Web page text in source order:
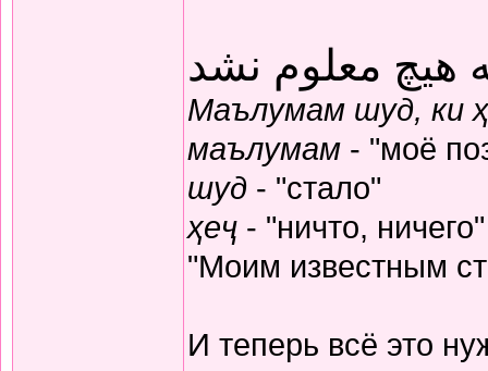
هیچ معلوم نشد
Маълумам шуд, ки
маълумам - "моё
шуд - "стало"
ҳеҷ - "ничто, ничего"
"Моим известным
И теперь всё это